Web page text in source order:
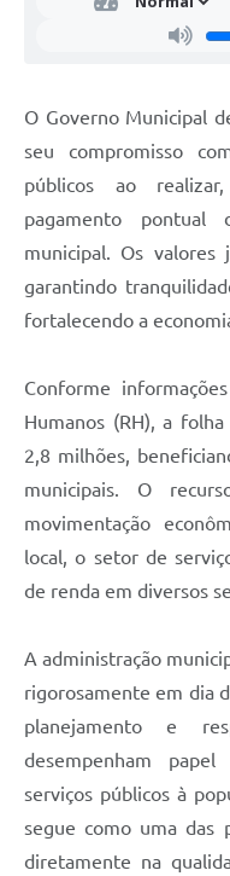
O Governo Municipal
seu compromisso
públicos ao
pagamento pontual
municipal. Os valores
garantindo
fortalecendo a
Conforme
Humanos (RH), a
2,8 milhões,
municipais. O
movimentação
local, o setor de
de renda em diversos
A administração
rigorosamente em dia
planejamento e
desempenham
serviços públicos à
segue como uma das
diretamente na